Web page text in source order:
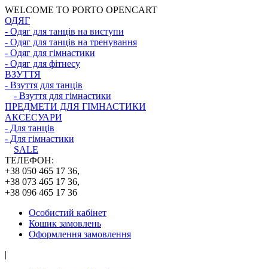
WELCOME TO PORTO OPENCART
ОДЯГ
- Одяг для танців на виступи
- Одяг для танців на тренування
- Одяг для гімнастики
- Одяг для фітнесу
ВЗУТТЯ
- Взуття для танців
- Взуття для гімнастики
ПРЕДМЕТИ ДЛЯ ГІМНАСТИКИ
АКСЕСУАРИ
- Для танців
- Для гімнастики
SALE
ТЕЛЕФОН:
+38 050 465 17 36,
+38 073 465 17 36,
+38 096 465 17 36
Особистий кабінет
Кошик замовлень
Оформлення замовлення
|